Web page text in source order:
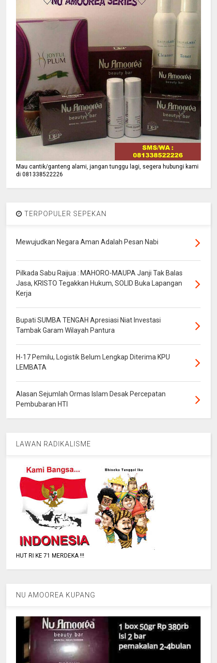
Mau cantik/ganteng alami, jangan tunggu lagi, segera hubungi kami
di 081338522226
TERPOPULER SEPEKAN
Mewujudkan Negara Aman Adalah Pesan Nabi
Pilkada Sabu Raijua : MAHORO-MAUPA Janji Tak Balas
Jasa, KRISTO Tegakkan Hukum, SOLID Buka Lapangan
Kerja
Bupati SUMBA TENGAH Apresiasi Niat Investasi
Tambak Garam Wilayah Pantura
H-17 Pemilu, Logistik Belum Lengkap Diterima KPU
LEMBATA
Alasan Sejumlah Ormas Islam Desak Percepatan
Pembubaran HTI
LAWAN RADIKALISME
HUT RI KE 71 MERDEKA !!!
NU AMOOREA KUPANG